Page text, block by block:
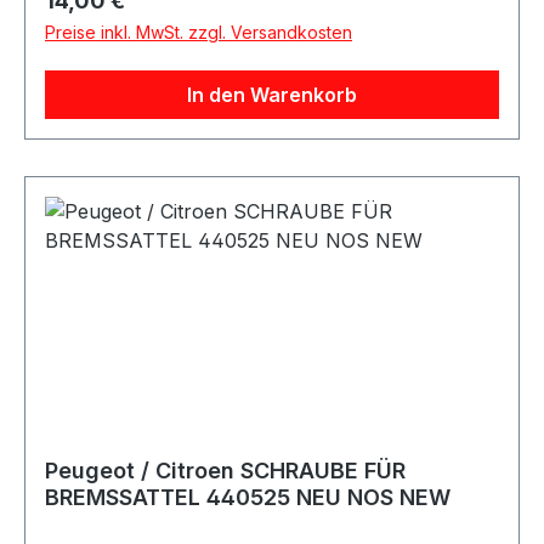
Preise inkl. MwSt. zzgl. Versandkosten
In den Warenkorb
Peugeot / Citroen SCHRAUBE FÜR
BREMSSATTEL 440525 NEU NOS NEW